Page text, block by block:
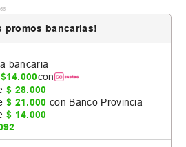
66
promos bancarias!
bancaria
$14.000con
$ 28.000
$ 21.000 con Banco Provincia
$ 14.000